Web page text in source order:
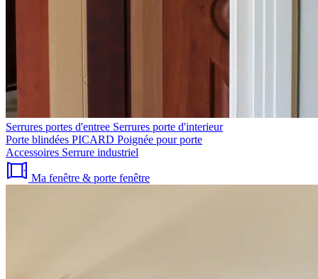
Serrures portes d'entree Serrures porte d'interieur
Porte blindées PICARD Poignée pour porte
Accessoires Serrure industriel
Ma fenêtre & porte fenêtre